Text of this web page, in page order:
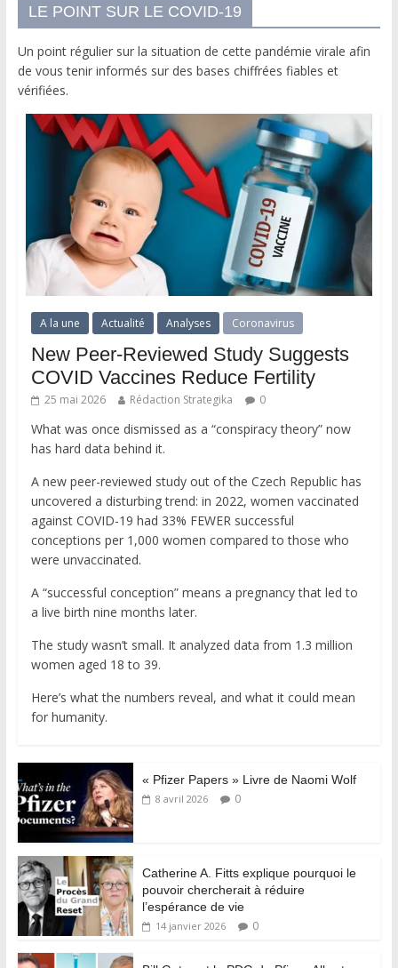
LE POINT SUR LE COVID-19
Un point régulier sur la situation de cette pandémie virale afin
de vous tenir informés sur des bases chiffrées fiables et
vérifiées.
A la une Actualité Analyses Coronavirus
New Peer-Reviewed Study Suggests
COVID Vaccines Reduce Fertility
25 mai 2026 Rédaction Strategika 0
What was once dismissed as a “conspiracy theory” now
has hard data behind it.
A new peer-reviewed study out of the Czech Republic has
uncovered a disturbing trend: in 2022, women vaccinated
against COVID-19 had 33% FEWER successful
conceptions per 1,000 women compared to those who
were unvaccinated.
A “successful conception” means a pregnancy that led to
a live birth nine months later.
The study wasn’t small. It analyzed data from 1.3 million
women aged 18 to 39.
Here’s what the numbers reveal, and what it could mean
for humanity.
« Pfizer Papers » Livre de Naomi Wolf
8 avril 2026 0
Catherine A. Fitts explique pourquoi le
pouvoir chercherait à réduire
l’espérance de vie
14 janvier 2026 0